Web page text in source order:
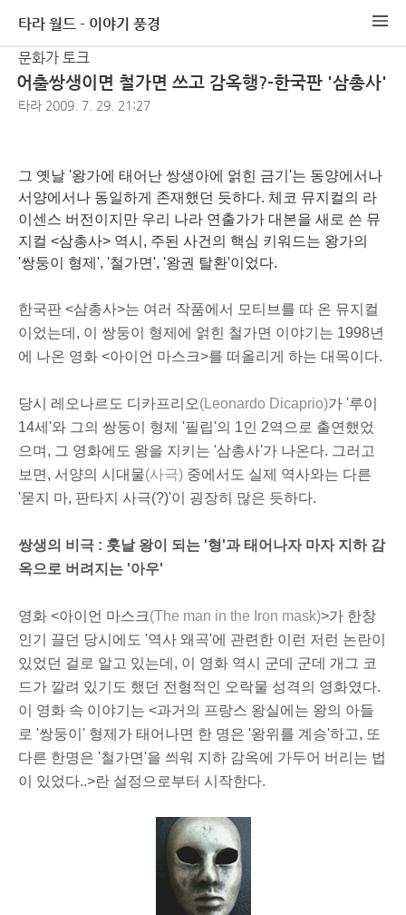
타라 월드 - 이야기 풍경
문화가 토크
어출쌍생이면 철가면 쓰고 감옥행?-한국판 '삼총사'
타라 2009. 7. 29. 21:27
그 옛날 '왕가에 태어난 쌍생아에 얽힌 금기'는 동양에서나
서양에서나 동일하게 존재했던 듯하다. 체코 뮤지컬의 라
이센스 버전이지만 우리 나라 연출가가 대본을 새로 쓴 뮤
지컬 <삼총사> 역시, 주된 사건의 핵심 키워드는 왕가의
'쌍둥이 형제', '철가면', '왕권 탈환'이었다.
한국판 <삼총사>는 여러 작품에서 모티브를 따 온 뮤지컬
이었는데, 이 쌍둥이 형제에 얽힌 철가면 이야기는 1998년
에 나온 영화 <아이언 마스크>를 떠올리게 하는 대목이다.
당시 레오나르도 디카프리오(Leonardo Dicaprio)가 '루이
14세'와 그의 쌍둥이 형제 '필립'의 1인 2역으로 출연했었
으며, 그 영화에도 왕을 지키는 '삼총사'가 나온다. 그러고
보면, 서양의 시대물(사극) 중에서도 실제 역사와는 다른
'묻지 마, 판타지 사극(?)'이 굉장히 많은 듯하다.
쌍생의 비극 : 훗날 왕이 되는 '형'과 태어나자 마자 지하 감
옥으로 버려지는 '아우'
영화 <아이언 마스크(The man in the Iron mask)>가 한창
인기 끌던 당시에도 '역사 왜곡'에 관련한 이런 저런 논란이
있었던 걸로 알고 있는데, 이 영화 역시 군데 군데 개그 코
드가 깔려 있기도 했던 전형적인 오락물 성격의 영화였다.
이 영화 속 이야기는 <과거의 프랑스 왕실에는 왕의 아들
로 '쌍둥이' 형제가 태어나면 한 명은 '왕위를 계승'하고, 또
다른 한명은 '철가면'을 씌워 지하 감옥에 가두어 버리는 법
이 있었다..>란 설정으로부터 시작한다.